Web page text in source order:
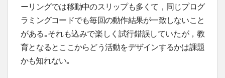
ーリングでは移動中のスリップも多くて，同じプログ
ラミングコードでも毎回の動作結果が一致しないこと
がある｡それも込みで楽しく試行錯誤していたが，教
育となるとここからどう活動をデザインするかは課題
かも知れない｡